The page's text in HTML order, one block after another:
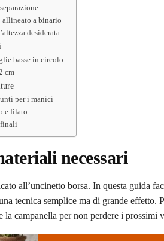
allineato a binario
desiderata
basse in circolo
cm
per i manici
e filato
necessari
all’uncinetto borsa. In questa guida
tecnica semplice ma di grande effetto.
la campanella per non perdere i prossimi